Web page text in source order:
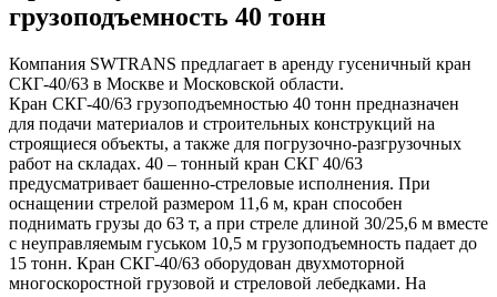
грузоподъемность 40 тонн
Компания SWTRANS предлагает в аренду гусеничный кран
СКГ-40/63 в Москве и Московской области.
Кран СКГ-40/63 грузоподъемностью 40 тонн предназначен
для подачи материалов и строительных конструкций на
строящиеся объекты, а также для погрузочно-разгрузочных
работ на складах. 40 – тонный кран СКГ 40/63
предусматривает башенно-стреловые исполнения. При
оснащении стрелой размером 11,6 м, кран способен
поднимать грузы до 63 т, а при стреле длиной 30/25,6 м вместе
с неуправляемым гуськом 10,5 м грузоподъемность падает до
15 тонн. Кран СКГ-40/63 оборудован двухмоторной
многоскоростной грузовой и стреловой лебедками. На